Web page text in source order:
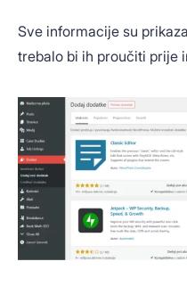
Sve informacije su
trebalo bi ih proučiti prije